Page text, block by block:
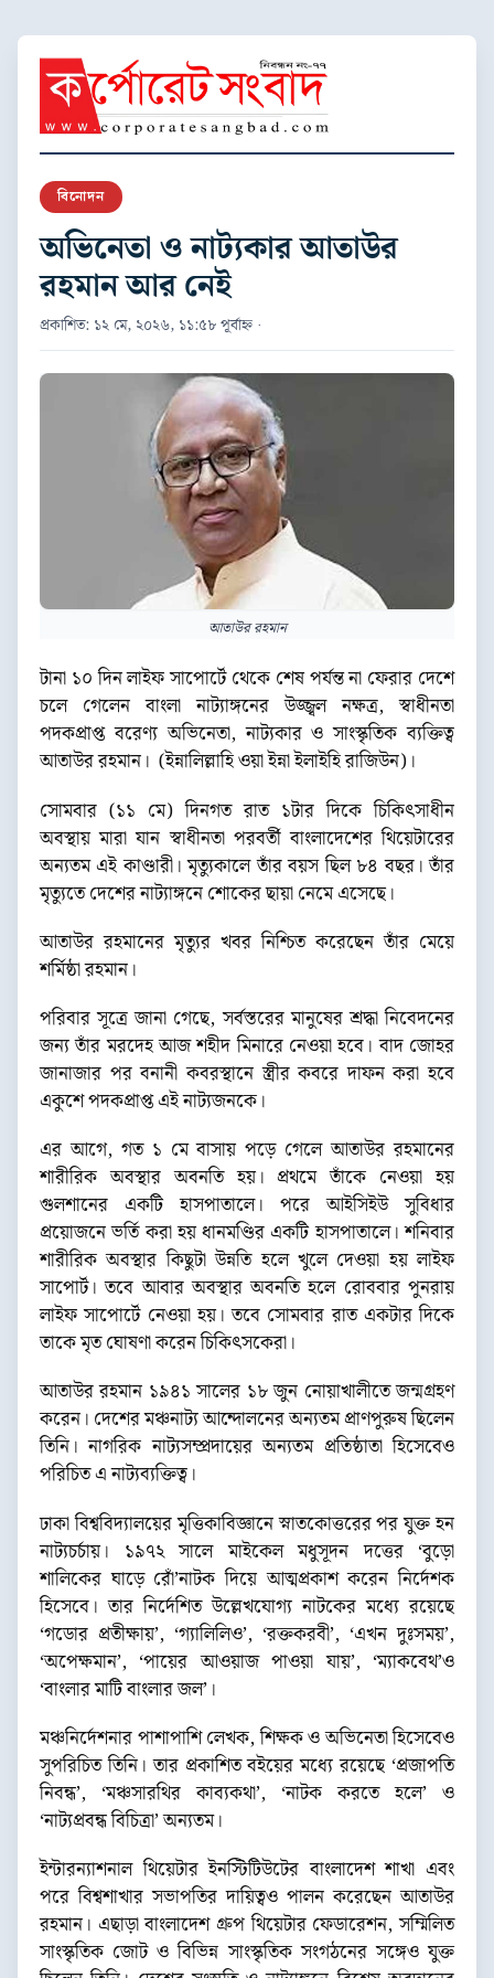
বিনোদন
অভিনেতা ও নাট্যকার আতাউর
রহমান আর নেই
প্রকাশিত: ১২ মে, ২০২৬, ১১:৫৮ পূর্বাহ্ন ·
আতাউর রহমান
টানা ১০ দিন লাইফ সাপোর্টে থেকে শেষ পর্যন্ত না ফেরার দেশে
চলে গেলেন বাংলা নাট্যাঙ্গনের উজ্জ্বল নক্ষত্র, স্বাধীনতা
পদকপ্রাপ্ত বরেণ্য অভিনেতা, নাট্যকার ও সাংস্কৃতিক ব্যক্তিত্ব
আতাউর রহমান। (ইন্নালিল্লাহি ওয়া ইন্না ইলাইহি রাজিউন)।
সোমবার (১১ মে) দিনগত রাত ১টার দিকে চিকিৎসাধীন
অবস্থায় মারা যান স্বাধীনতা পরবর্তী বাংলাদেশের থিয়েটারের
অন্যতম এই কাণ্ডারী। মৃত্যুকালে তাঁর বয়স ছিল ৮৪ বছর। তাঁর
মৃত্যুতে দেশের নাট্যাঙ্গনে শোকের ছায়া নেমে এসেছে।
আতাউর রহমানের মৃত্যুর খবর নিশ্চিত করেছেন তাঁর মেয়ে
শর্মিষ্ঠা রহমান।
পরিবার সূত্রে জানা গেছে, সর্বস্তরের মানুষের শ্রদ্ধা নিবেদনের
জন্য তাঁর মরদেহ আজ শহীদ মিনারে নেওয়া হবে। বাদ জোহর
জানাজার পর বনানী কবরস্থানে স্ত্রীর কবরে দাফন করা হবে
একুশে পদকপ্রাপ্ত এই নাট্যজনকে।
এর আগে, গত ১ মে বাসায় পড়ে গেলে আতাউর রহমানের
শারীরিক অবস্থার অবনতি হয়। প্রথমে তাঁকে নেওয়া হয়
গুলশানের একটি হাসপাতালে। পরে আইসিইউ সুবিধার
প্রয়োজনে ভর্তি করা হয় ধানমণ্ডির একটি হাসপাতালে। শনিবার
শারীরিক অবস্থার কিছুটা উন্নতি হলে খুলে দেওয়া হয় লাইফ
সাপোর্ট। তবে আবার অবস্থার অবনতি হলে রোববার পুনরায়
লাইফ সাপোর্টে নেওয়া হয়। তবে সোমবার রাত একটার দিকে
তাকে মৃত ঘোষণা করেন চিকিৎসকেরা।
আতাউর রহমান ১৯৪১ সালের ১৮ জুন নোয়াখালীতে জন্মগ্রহণ
করেন। দেশের মঞ্চনাট্য আন্দোলনের অন্যতম প্রাণপুরুষ ছিলেন
তিনি। নাগরিক নাট্যসম্প্রদায়ের অন্যতম প্রতিষ্ঠাতা হিসেবেও
পরিচিত এ নাট্যব্যক্তিত্ব।
ঢাকা বিশ্ববিদ্যালয়ের মৃত্তিকাবিজ্ঞানে স্নাতকোত্তরের পর যুক্ত হন
নাট্যচর্চায়। ১৯৭২ সালে মাইকেল মধুসূদন দত্তের ‘বুড়ো
শালিকের ঘাড়ে রোঁ’নাটক দিয়ে আত্মপ্রকাশ করেন নির্দেশক
হিসেবে। তার নির্দেশিত উল্লেখযোগ্য নাটকের মধ্যে রয়েছে
‘গডোর প্রতীক্ষায়’, ‘গ্যালিলিও’, ‘রক্তকরবী’, ‘এখন দুঃসময়’,
‘অপেক্ষমান’, ‘পায়ের আওয়াজ পাওয়া যায়’, ‘ম্যাকবেথ’ও
‘বাংলার মাটি বাংলার জল’।
মঞ্চনির্দেশনার পাশাপাশি লেখক, শিক্ষক ও অভিনেতা হিসেবেও
সুপরিচিত তিনি। তার প্রকাশিত বইয়ের মধ্যে রয়েছে ‘প্রজাপতি
নিবন্ধ’, ‘মঞ্চসারথির কাব্যকথা’, ‘নাটক করতে হলে’ ও
‘নাট্যপ্রবন্ধ বিচিত্রা’ অন্যতম।
ইন্টারন্যাশনাল থিয়েটার ইনস্টিটিউটের বাংলাদেশ শাখা এবং
পরে বিশ্বশাখার সভাপতির দায়িত্বও পালন করেছেন আতাউর
রহমান। এছাড়া বাংলাদেশ গ্রুপ থিয়েটার ফেডারেশন, সম্মিলিত
সাংস্কৃতিক জোট ও বিভিন্ন সাংস্কৃতিক সংগঠনের সঙ্গেও যুক্ত